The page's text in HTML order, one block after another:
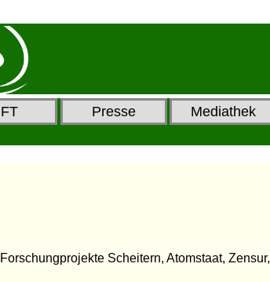
Presse Mediathek
Scheitern, Atomstaat, Zensur,